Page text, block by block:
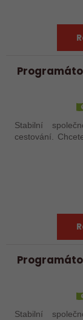
Stabilní
cestování. Chcete pracovat s moderní robotickou linkou, ale
šikovné
Stabilní